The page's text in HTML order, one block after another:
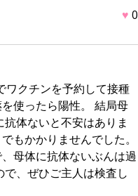
♥ 0
ワクチンを予約して接種
使ったら陽性。 結局母
体ないと不安はありま
もかかりませんでした。
母体に抗体ないぶんは過
、ぜひご主人は検査し